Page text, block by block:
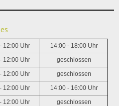
12:00 Uhr 14:00 - 18:00 Uhr
12:00 Uhr geschlossen
12:00 Uhr geschlossen
12:00 Uhr 14:00 - 16:00 Uhr
12:00 Uhr geschlossen